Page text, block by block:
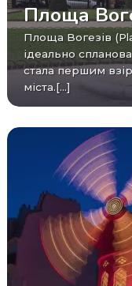
Площа
Площа Вогезів (Place des Vosges) – найстаріша
ідеально
стала першим
міста.[...]